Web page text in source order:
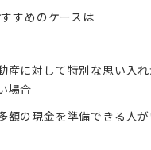
すめのケースは
産に対して特別な思い入
場合
額の現金を準備できる人